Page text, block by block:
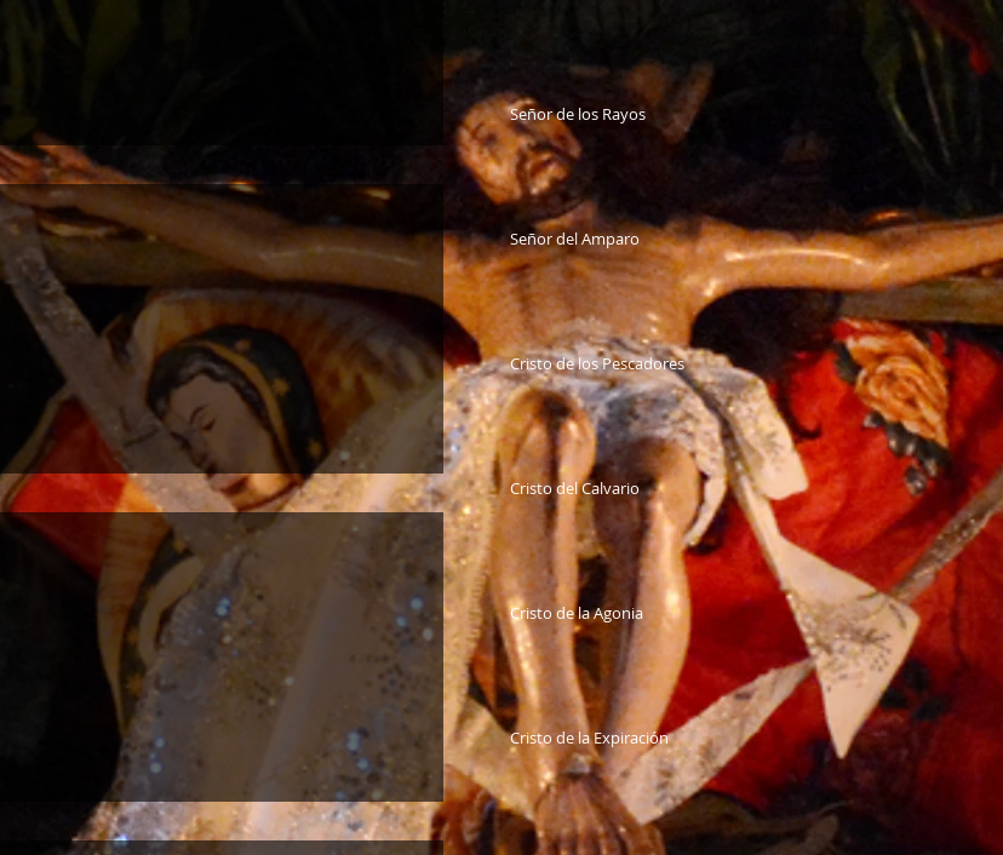
Señor de los Rayos
Señor del Amparo
Cristo de los Pescadores
Cristo del Calvario
Cristo de la Agonia
Cristo de la Expiración